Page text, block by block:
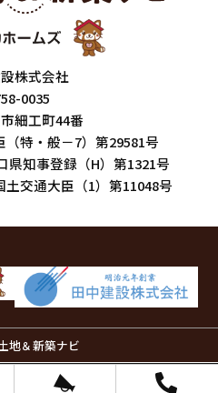
株式会社
0035
細工町44番
特・般－7）第29581号
知事登録（H）第1321号
交通大臣（1）第11048号
地＆新築ナビ